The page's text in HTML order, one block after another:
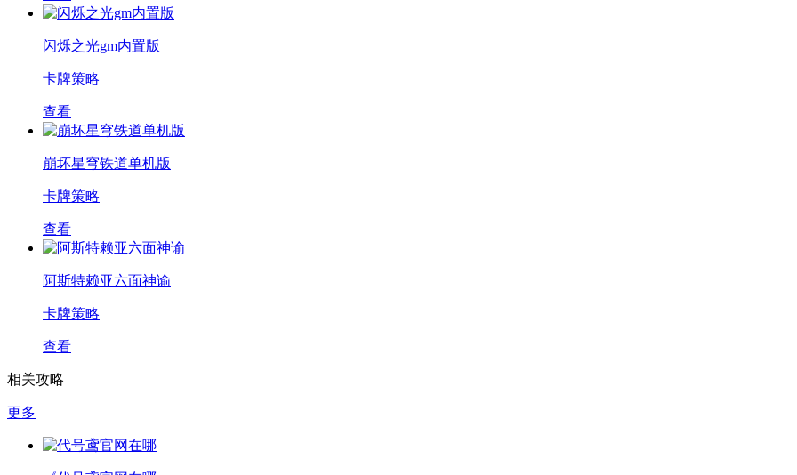
闪烁之光gm内置版
卡牌策略
查看
崩坏星穹铁道单机版
卡牌策略
查看
阿斯特赖亚六面神谕
卡牌策略
查看
相关攻略
更多